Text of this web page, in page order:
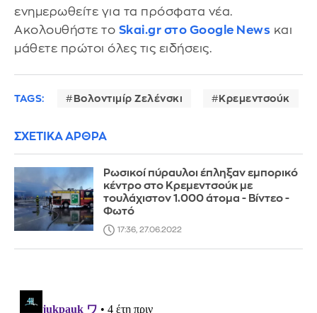
ενημερωθείτε για τα πρόσφατα νέα.
Ακολουθήστε το Skai.gr στο Google News και
μάθετε πρώτοι όλες τις ειδήσεις.
TAGS: Βολοντιμίρ Ζελένσκι Κρεμεντσούκ
ΣΧΕΤΙΚΑ ΑΡΘΡΑ
Ρωσικοί πύραυλοι έπληξαν εμπορικό
κέντρο στο Κρεμεντσούκ με
τουλάχιστον 1.000 άτομα - Βίντεο -
Φωτό
17:36, 27.06.2022